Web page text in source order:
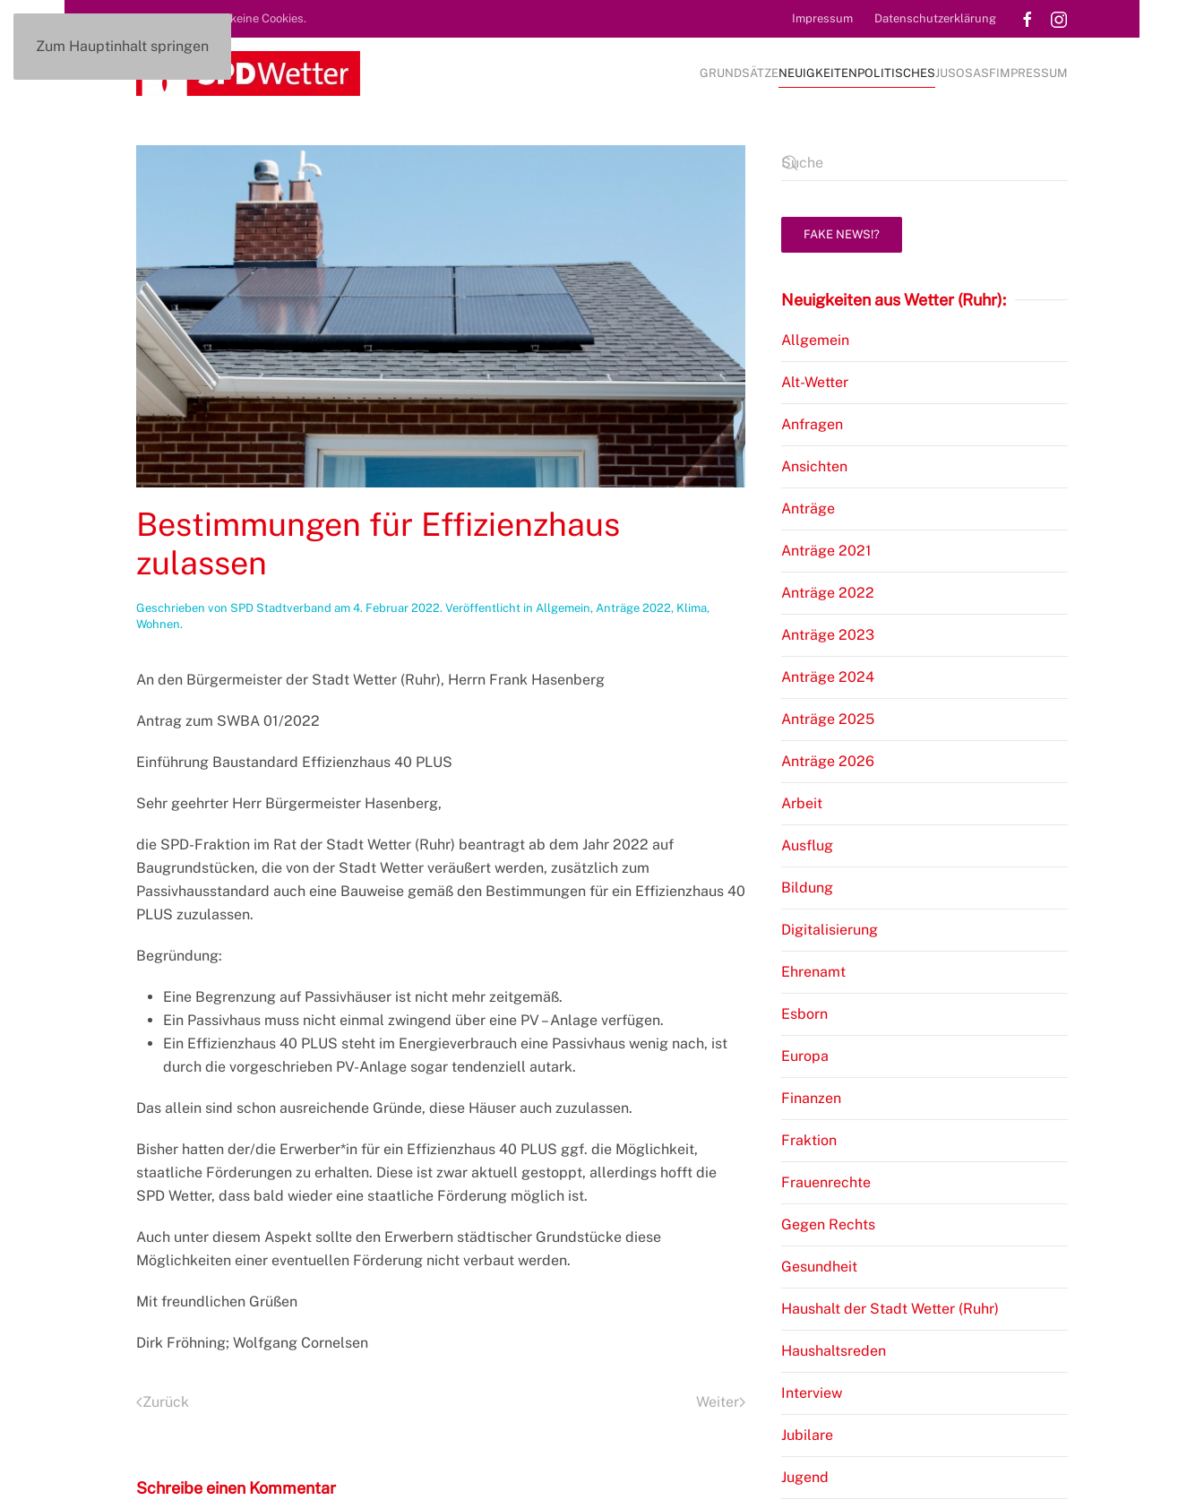
Zum Hauptinhalt springen
Diese Seite nutzt keine Cookies. Impressum Datenschutzerklärung
GRUNDSÄTZENEUIGKEITENPOLITISCHESJUSOSASFIMPRESSUM
Bestimmungen für Effizienzhaus
zulassen
Geschrieben von SPD Stadtverband am 4. Februar 2022. Veröffentlicht in Allgemein, Anträge 2022, Klima,
Wohnen.
An den Bürgermeister der Stadt Wetter (Ruhr), Herrn Frank Hasenberg
Antrag zum SWBA 01/2022
Einführung Baustandard Effizienzhaus 40 PLUS
Sehr geehrter Herr Bürgermeister Hasenberg,
die SPD-Fraktion im Rat der Stadt Wetter (Ruhr) beantragt ab dem Jahr 2022 auf
Baugrundstücken, die von der Stadt Wetter veräußert werden, zusätzlich zum
Passivhausstandard auch eine Bauweise gemäß den Bestimmungen für ein Effizienzhaus 40
PLUS zuzulassen.
Begründung:
Eine Begrenzung auf Passivhäuser ist nicht mehr zeitgemäß.
Ein Passivhaus muss nicht einmal zwingend über eine PV – Anlage verfügen.
Ein Effizienzhaus 40 PLUS steht im Energieverbrauch eine Passivhaus wenig nach, ist
durch die vorgeschrieben PV-Anlage sogar tendenziell autark.
Das allein sind schon ausreichende Gründe, diese Häuser auch zuzulassen.
Bisher hatten der/die Erwerber*in für ein Effizienzhaus 40 PLUS ggf. die Möglichkeit,
staatliche Förderungen zu erhalten. Diese ist zwar aktuell gestoppt, allerdings hofft die
SPD Wetter, dass bald wieder eine staatliche Förderung möglich ist.
Auch unter diesem Aspekt sollte den Erwerbern städtischer Grundstücke diese
Möglichkeiten einer eventuellen Förderung nicht verbaut werden.
Mit freundlichen Grüßen
Dirk Fröhning; Wolfgang Cornelsen
Zurück Weiter
Schreibe einen Kommentar
FAKE NEWS!?
Neuigkeiten aus Wetter (Ruhr):
Allgemein
Alt-Wetter
Anfragen
Ansichten
Anträge
Anträge 2021
Anträge 2022
Anträge 2023
Anträge 2024
Anträge 2025
Anträge 2026
Arbeit
Ausflug
Bildung
Digitalisierung
Ehrenamt
Esborn
Europa
Finanzen
Fraktion
Frauenrechte
Gegen Rechts
Gesundheit
Haushalt der Stadt Wetter (Ruhr)
Haushaltsreden
Interview
Jubilare
Jugend